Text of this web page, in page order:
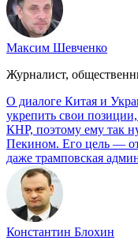
Максим Шевченко
Журналист,
О диалоге Китая и
укрепить свои
КНР, поэтому ему так
Пекином. Его цель —
даже трамповская
Константин Блохин